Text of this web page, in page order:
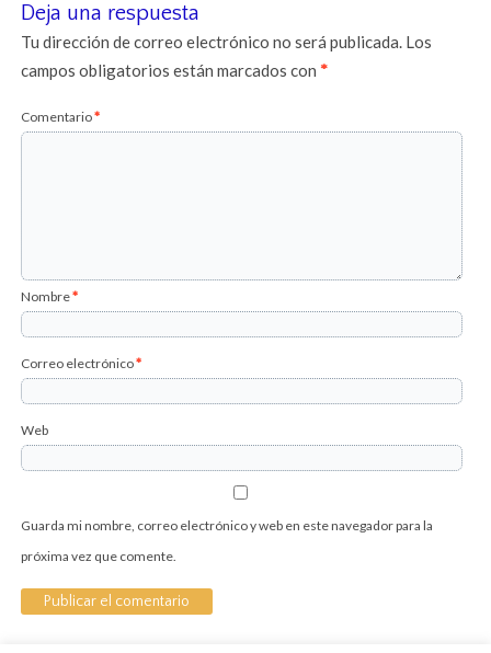
Deja una respuesta
Tu dirección de correo electrónico no será publicada. Los
campos obligatorios están marcados con*
Comentario*
Nombre*
Correo electrónico*
Web
Guarda mi nombre, correo electrónico y web en este navegador para la
próxima vez que comente.